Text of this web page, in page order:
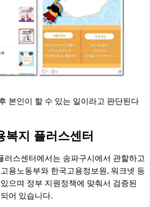
본인이 할 수 있는 일이라고 판단된다
복지 플러스센터
러스센터에서는 송파구시에서 관할하고
용노동부와 한국고용정보원, 워크넷 등
으며 정부 지원정책에 맞춰서 검증된
어 있습니다.